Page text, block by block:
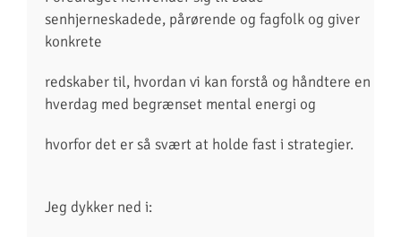
senhjerneskadede, pårørende og fagfolk og giver
konkrete
redskaber til, hvordan vi kan forstå og håndtere en
hverdag med begrænset mental energi og
hvorfor det er så svært at holde fast i strategier.
Jeg dykker ned i: